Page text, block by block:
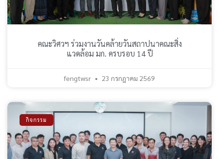
คณะวิศวฯ ร่วมงานวันคล้ายวันสถาปนาคณะสิ่ง
แวดล้อม มก. ครบรอบ 14 ปี
fengtwsr 23 กรกฎาคม 2569
กิจกรรม